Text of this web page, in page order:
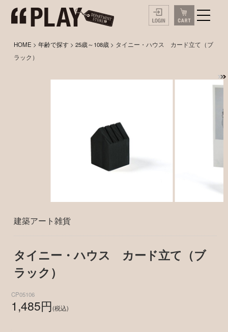
HOME >年齢で探す >25歳～108歳 > タイニー・ハウス カード立て（ブ
ラック）
建築アート雑貨
タイニー・ハウス カード立て（ブ
ラック）
CP05106
1,485円(税込)